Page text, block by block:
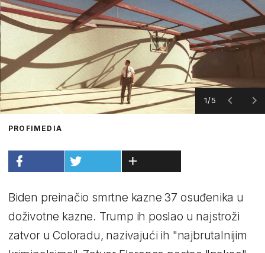
1/5
PROFIMEDIA
Biden preinačio smrtne kazne 37 osuđenika u
doživotne kazne. Trump ih poslao u najstroži
zatvor u Coloradu, nazivajući ih "najbrutalnijim